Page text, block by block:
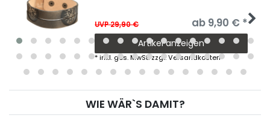
UVP 29,90 € ab 9,90 € *
Artikel anzeigen
*inkl. ges. MwSt.zzgl.Versandkosten
WIE WÄR`S DAMIT?